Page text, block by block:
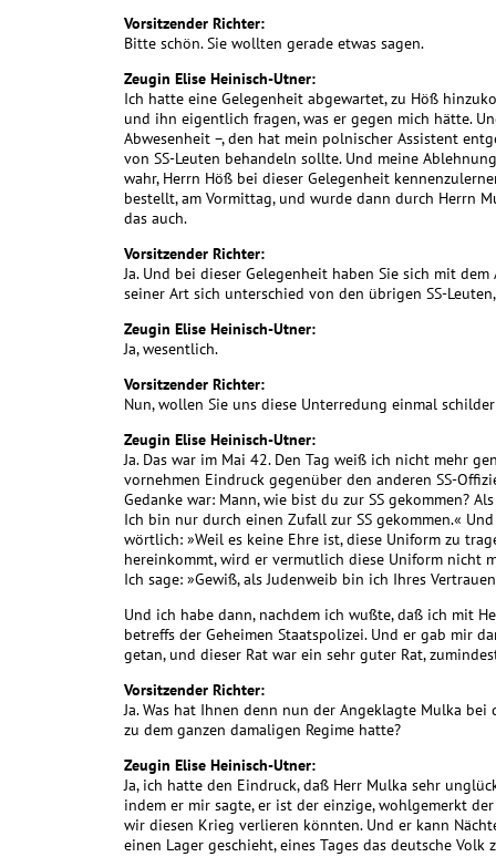
Vorsitzender Richter:
Bitte schön. Sie wollten gerade etwas sagen.
Zeugin Elise Heinisch-Utner:
Ich hatte eine Gelegenheit abgewartet, zu Höß
und ihn eigentlich fragen, was er gegen mich hätte.
Abwesenheit –, den hat mein polnischer Assistent
von SS-Leuten behandeln sollte. Und meine
wahr, Herrn Höß bei dieser Gelegenheit
bestellt, am Vormittag, und wurde dann durch Herrn
das auch.
Vorsitzender Richter:
Ja. Und bei dieser Gelegenheit haben Sie sich mit
seiner Art sich unterschied von den übrigen SS-
Zeugin Elise Heinisch-Utner:
Ja, wesentlich.
Vorsitzender Richter:
Nun, wollen Sie uns diese Unterredung einmal
Zeugin Elise Heinisch-Utner:
Ja. Das war im Mai 42. Den Tag weiß ich nicht mehr
vornehmen Eindruck gegenüber den anderen SS-
Gedanke war: Mann, wie bist du zur SS gekommen?
Ich bin nur durch einen Zufall zur SS gekommen.«
wörtlich: »Weil es keine Ehre ist, diese Uniform zu
hereinkommt, wird er vermutlich diese Uniform nicht
Ich sage: »Gewiß, als Judenweib bin ich Ihres
Und ich habe dann, nachdem ich wußte, daß ich mit
betreffs der Geheimen Staatspolizei. Und er gab mir
getan, und dieser Rat war ein sehr guter Rat,
Vorsitzender Richter:
Ja. Was hat Ihnen denn nun der Angeklagte Mulka
zu dem ganzen damaligen Regime hatte?
Zeugin Elise Heinisch-Utner:
Ja, ich hatte den Eindruck, daß Herr Mulka sehr
indem er mir sagte, er ist der einzige, wohlgemerkt
wir diesen Krieg verlieren könnten. Und er kann
einen Lager geschieht, eines Tages das deutsche Volk